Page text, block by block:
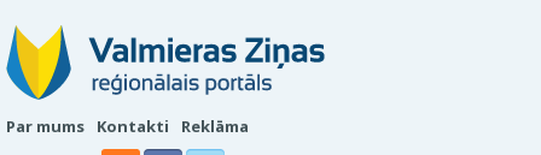
Par mums Kontakti
Reklāma